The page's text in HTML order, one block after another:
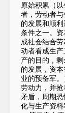
原始积累（
者，劳动者
的发展和顺
条件之一。
成社会结合
动者看成生
产的目的，
的发展，资
业的预备军
劳动力，并
矛盾，周期
化与生产资